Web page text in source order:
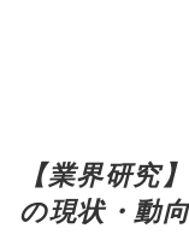
【業界研究
の現状・動